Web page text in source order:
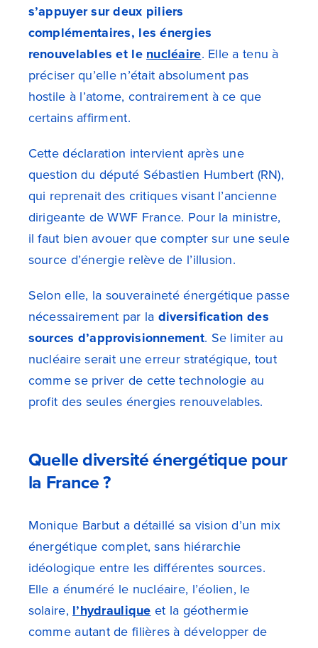
s’appuyer sur deux piliers
complémentaires, les énergies
renouvelables et le nucléaire. Elle a tenu à
préciser qu’elle n’était absolument pas
hostile à l’atome, contrairement à ce que
certains affirment.
Cette déclaration intervient après une
question du député Sébastien Humbert (RN),
qui reprenait des critiques visant l’ancienne
dirigeante de WWF France. Pour la ministre,
il faut bien avouer que compter sur une seule
source d’énergie relève de l’illusion.
Selon elle, la souveraineté énergétique passe
nécessairement par la diversification des
sources d’approvisionnement. Se limiter au
nucléaire serait une erreur stratégique, tout
comme se priver de cette technologie au
profit des seules énergies renouvelables.
Quelle diversité énergétique pour
la France ?
Monique Barbut a détaillé sa vision d’un mix
énergétique complet, sans hiérarchie
idéologique entre les différentes sources.
Elle a énuméré le nucléaire, l’éolien, le
solaire, l’hydraulique et la géothermie
comme autant de filières à développer de